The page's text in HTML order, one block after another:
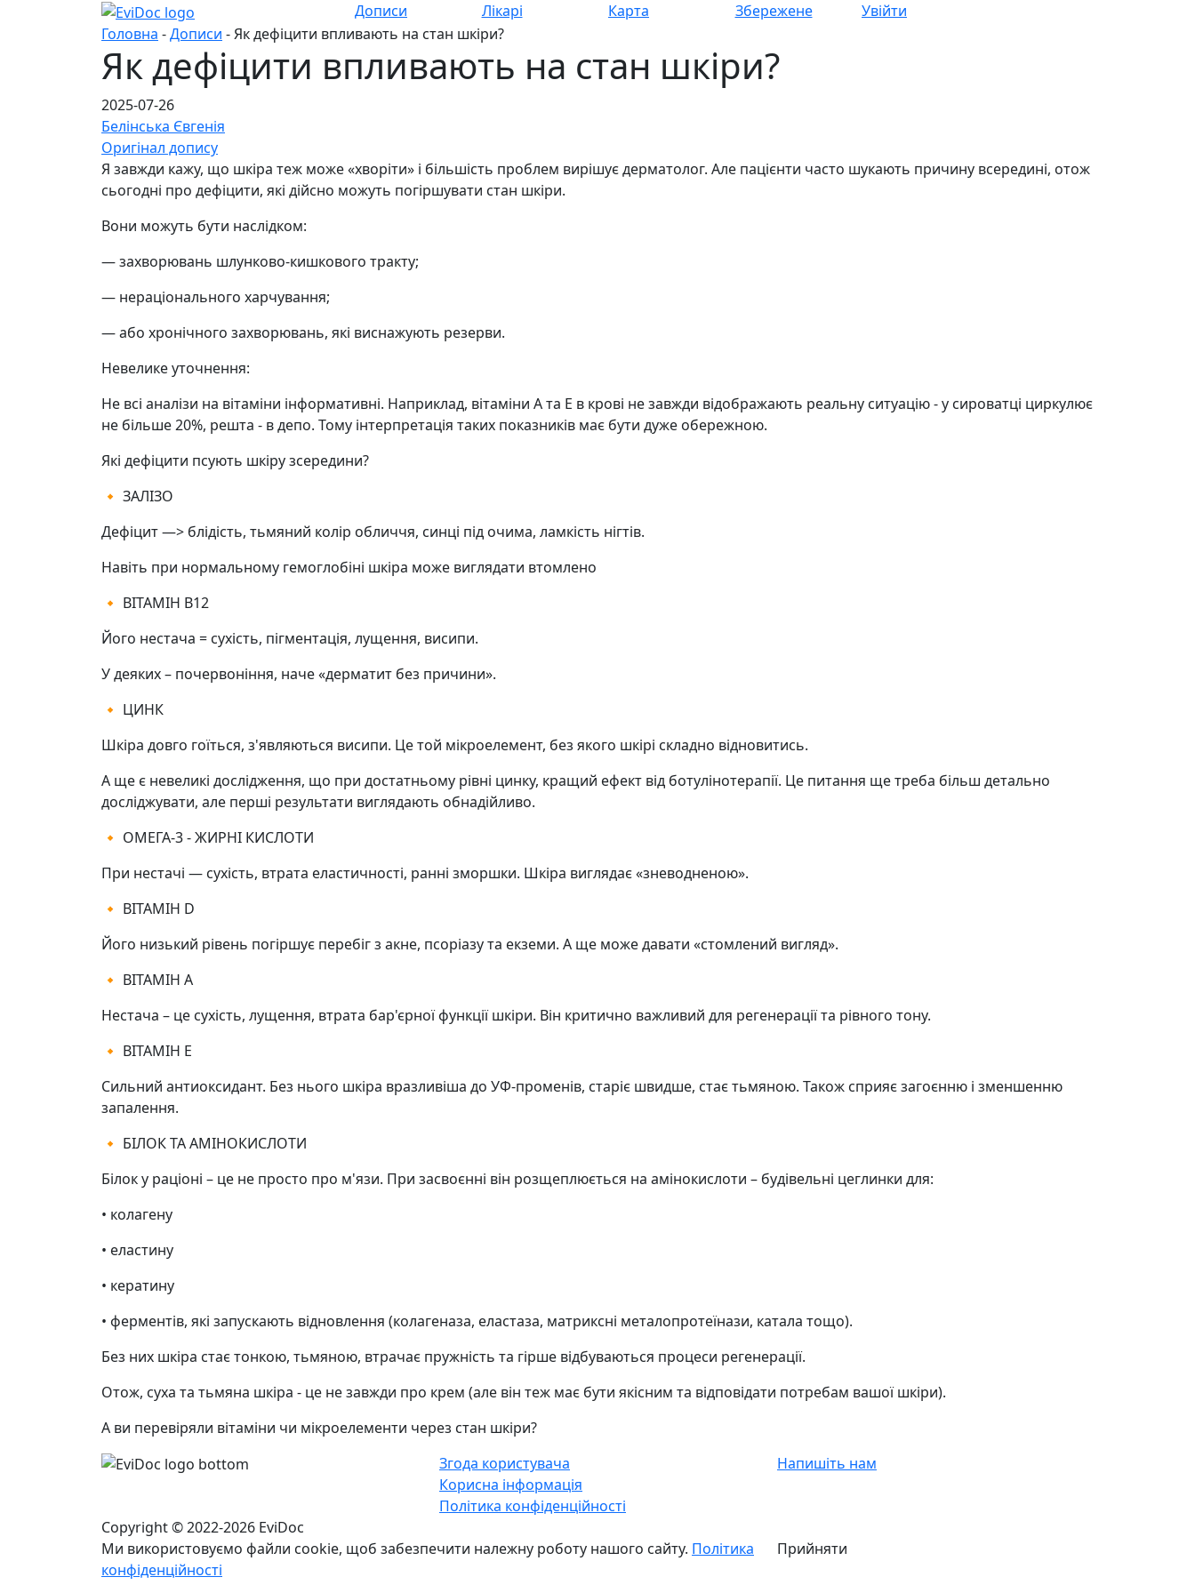
Дописи Лікарі Карта Збережене
Увійти
Головна -Дописи - Як дефіцити впливають на стан шкіри?
Як дефіцити впливають на стан шкіри?
2025-07-26
Белінська Євгенія
Оригінал допису
Я завжди кажу, що шкіра теж може «хворіти» і більшість проблем вирішує дерматолог. Але пацієнти часто шукають причину всередині, отож
сьогодні про дефіцити, які дійсно можуть погіршувати стан шкіри.
Вони можуть бути наслідком:
— захворювань шлунково-кишкового тракту;
— нераціонального харчування;
— або хронічного захворювань, які виснажують резерви.
Невелике уточнення:
Не всі аналізи на вітаміни інформативні. Наприклад, вітаміни A та E в крові не завжди відображають реальну ситуацію - у сироватці циркулює
не більше 20%, решта - в депо. Тому інтерпретація таких показників має бути дуже обережною.
Які дефіцити псують шкіру зсередини?
🔸 ЗАЛІЗО
Дефіцит —> блідість, тьмяний колір обличчя, синці під очима, ламкість нігтів.
Навіть при нормальному гемоглобіні шкіра може виглядати втомлено
🔸 ВІТАМІН В12
Його нестача = сухість, пігментація, лущення, висипи.
У деяких – почервоніння, наче «дерматит без причини».
🔸 ЦИНК
Шкіра довго гоїться, з'являються висипи. Це той мікроелемент, без якого шкірі складно відновитись.
А ще є невеликі дослідження, що при достатньому рівні цинку, кращий ефект від ботулінотерапії. Це питання ще треба більш детально
досліджувати, але перші результати виглядають обнадійливо.
🔸 ОМЕГА-3 - ЖИРНІ КИСЛОТИ
При нестачі — сухість, втрата еластичності, ранні зморшки. Шкіра виглядає «зневодненою».
🔸 ВІТАМІН D
Його низький рівень погіршує перебіг з акне, псоріазу та екземи. А ще може давати «стомлений вигляд».
🔸 ВІТАМІН А
Нестача – це сухість, лущення, втрата бар'єрної функції шкіри. Він критично важливий для регенерації та рівного тону.
🔸 ВІТАМІН Е
Сильний антиоксидант. Без нього шкіра вразливіша до УФ-променів, старіє швидше, стає тьмяною. Також сприяє загоєнню і зменшенню
запалення.
🔸 БІЛОК ТА АМІНОКИСЛОТИ
Білок у раціоні – це не просто про м'язи. При засвоєнні він розщеплюється на амінокислоти – будівельні цеглинки для:
• колагену
• еластину
• кератину
• ферментів, які запускають відновлення (колагеназа, еластаза, матриксні металопротеїнази, катала тощо).
Без них шкіра стає тонкою, тьмяною, втрачає пружність та гірше відбуваються процеси регенерації.
Отож, суха та тьмяна шкіра - це не завжди про крем (але він теж має бути якісним та відповідати потребам вашої шкіри).
А ви перевіряли вітаміни чи мікроелементи через стан шкіри?
Згода користувача
Корисна інформація
Політика конфіденційності
Напишіть нам
Copyright © 2022-2026 EviDoc
Ми використовуємо файли cookie, щоб забезпечити належну роботу нашого сайту. Політика
конфіденційності
Прийняти